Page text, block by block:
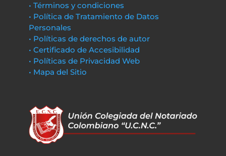
• Términos y condiciones
• Política de Tratamiento de Datos
Personales
• Políticas de derechos de autor
• Certificado de Accesibilidad
• Políticas de Privacidad Web
• Mapa del Sitio